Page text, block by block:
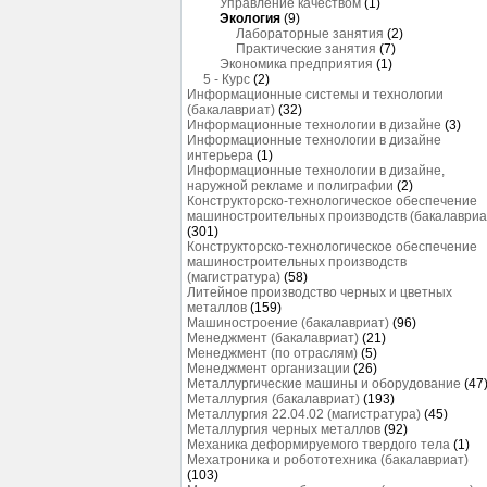
Управление качеством (1)
Экология (9)
Лабораторные занятия (2)
Практические занятия (7)
Экономика предприятия (1)
5 - Курс (2)
Информационные системы и технологии
(бакалавриат) (32)
Информационные технологии в дизайне (3)
Информационные технологии в дизайне
интерьера (1)
Информационные технологии в дизайне,
наружной рекламе и полиграфии (2)
Конструкторско-технологическое обеспечение
машиностроительных производств
(301)
Конструкторско-технологическое обеспечение
машиностроительных производств
(магистратура) (58)
Литейное производство черных и цветных
металлов (159)
Машиностроение (бакалавриат) (96)
Менеджмент (бакалавриат) (21)
Менеджмент (по отраслям) (5)
Менеджмент организации (26)
Металлургические машины и оборудование (47)
Металлургия (бакалавриат) (193)
Металлургия 22.04.02 (магистратура) (45)
Металлургия черных металлов (92)
Механика деформируемого твердого тела (1)
Мехатроника и робототехника (бакалавриат)
(103)